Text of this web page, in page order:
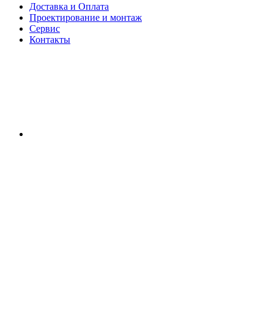
Доставка и Оплата
Проектирование и монтаж
Сервис
Контакты